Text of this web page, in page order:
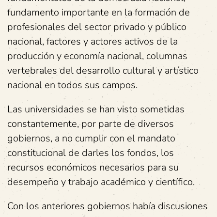
fundamento importante en la formación de
profesionales del sector privado y público
nacional, factores y actores activos de la
producción y economía nacional, columnas
vertebrales del desarrollo cultural y artístico
nacional en todos sus campos.
Las universidades se han visto sometidas
constantemente, por parte de diversos
gobiernos, a no cumplir con el mandato
constitucional de darles los fondos, los
recursos económicos necesarios para su
desempeño y trabajo académico y científico.
Con los anteriores gobiernos había discusiones